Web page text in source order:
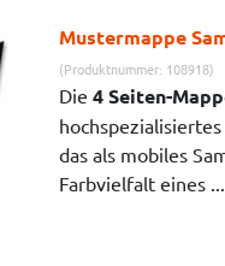
Mustermappe
(Produktnummer: 108918)
Die 4 Seiten-
das als mobiles
Farbvielfalt eines ...